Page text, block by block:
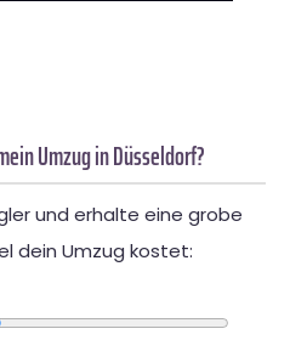
Umzug in Düsseldorf?
und erhalte eine grobe
dein Umzug kostet: